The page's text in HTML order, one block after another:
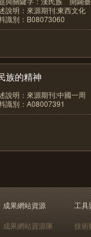
說明：來源期刊:東西文化
識別：B08073060
族的精神
說明：來源期刊:中國一周
識別：A08007391
成果網站資源
成果網站資源庫
工具
技術